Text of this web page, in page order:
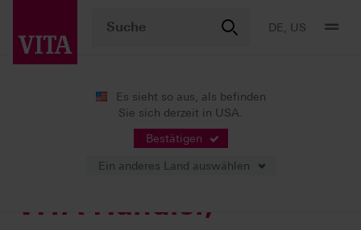
DE, US
Es sieht so aus, als befinden
Sie sich derzeit in USA.
Bestätigen
Ein anderes Land auswählen
VITA Händler,